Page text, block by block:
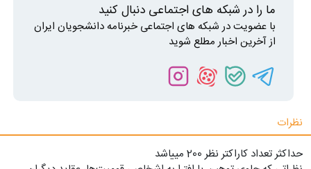
ما را در شبکه های اجتماعی دنبال کنید
با عضویت در شبکه های اجتماعی خبرنامه دانشجویان ایران
از آخرین اخبار مطلع شوید
نظرات
حداکثر تعداد کاراکتر نظر 200 ميياشد